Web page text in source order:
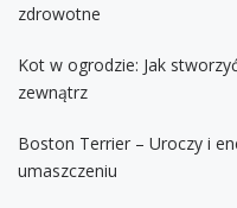
zdrowotne
Kot w ogrodzie: Jak
zewnątrz
Boston Terrier – Uroczy i
umaszczeniu